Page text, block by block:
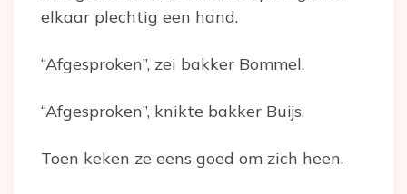
elkaar plechtig een hand.
“Afgesproken”, zei bakker Bommel.
“Afgesproken”, knikte bakker Buijs.
Toen keken ze eens goed om zich heen.